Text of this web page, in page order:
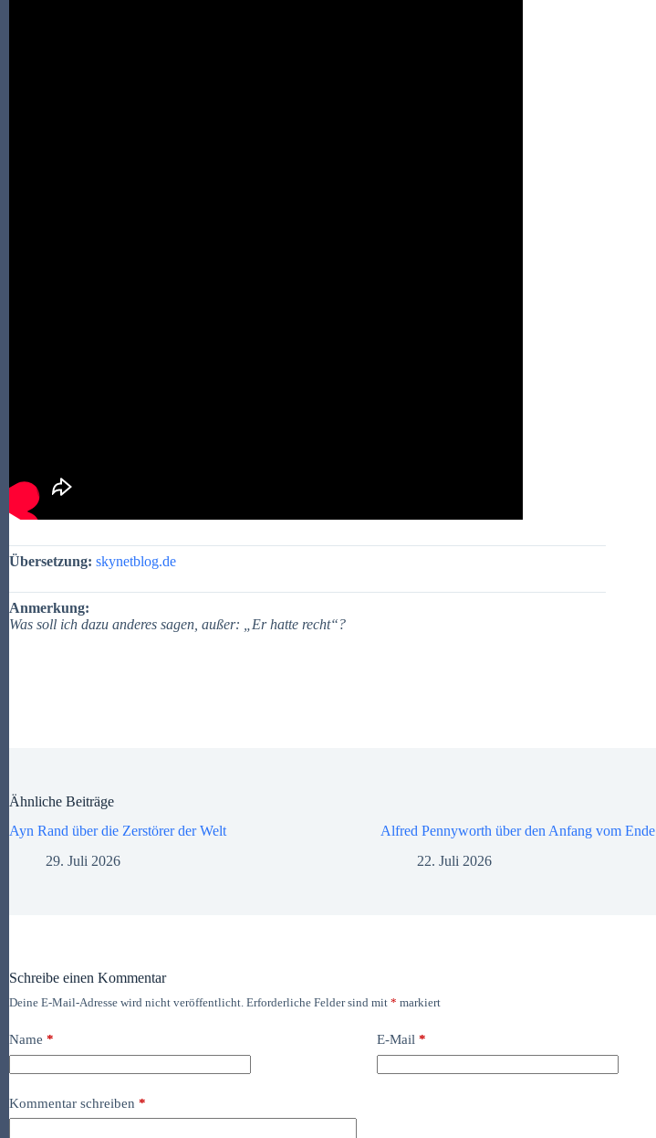
Übersetzung: skynetblog.de
Anmerkung:
Was soll ich dazu anderes sagen, außer: „Er hatte recht“?
Ähnliche Beiträge
Ayn Rand über die Zerstörer der Welt
29. Juli 2026
Alfred Pennyworth über den Anfang vom Ende
22. Juli 2026
Schreibe einen Kommentar
Deine E-Mail-Adresse wird nicht veröffentlicht. Erforderliche Felder sind mit * markiert
Name * E-Mail *
Kommentar schreiben *